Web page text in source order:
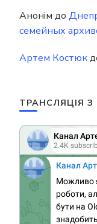
Анонім до
семейных
Артем Костюк
ТРАНСЛЯЦІЯ З